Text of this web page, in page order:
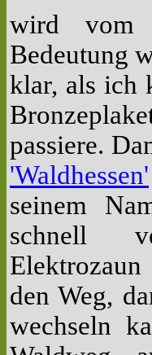
wird vom
Bedeutung
klar, als ich
passiere.
'Waldhessen'
seinem
schnell
den Weg,
wechseln